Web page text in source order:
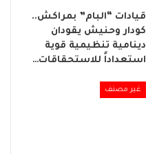
قيادات “البام” بمراكش..
كودار وحنيش يقودان
دينامية تنظيمية قوية
استعداداً للاستحقاقات…
غير مصنف